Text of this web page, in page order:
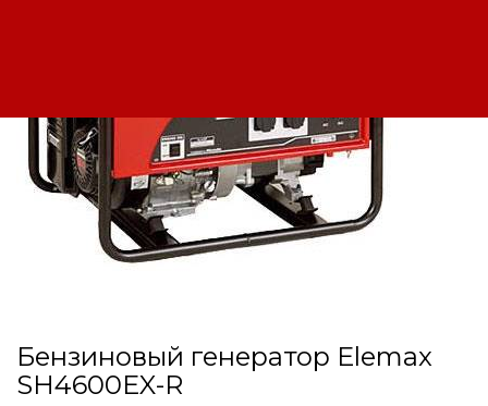
Бензиновый генератор Elemax
SH4600EX-R